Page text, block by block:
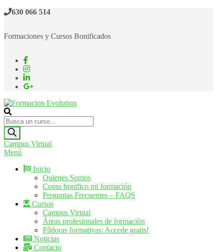
Saltar630 066 514
Formaciones y Cursos Bonificados
Formacion Evolution
Cursos de formación continua
Búsqueda
de
productos
Campus Virtual
Menú
Inicio
Quienes Somos
Como bonifico mi formación
Preguntas Frecuentes – FAQS
Cursos
Campus Virtual
Áreas profesionales de formación
Píldoras formativas: Accede gratis!
Noticias
Contacto